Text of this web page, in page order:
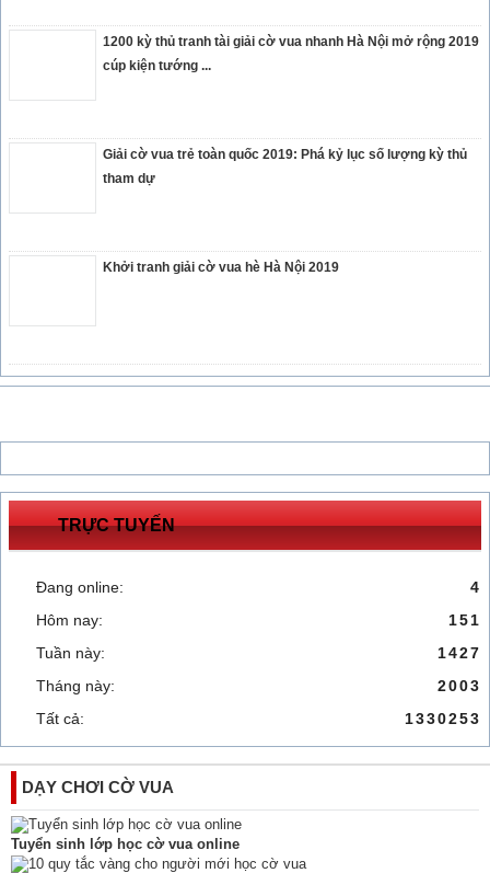
1200 kỳ thủ tranh tài giải cờ vua nhanh Hà Nội mở rộng 2019
cúp kiện tướng ...
Giải cờ vua trẻ toàn quốc 2019: Phá kỷ lục số lượng kỳ thủ
tham dự
Khởi tranh giải cờ vua hè Hà Nội 2019
TRỰC TUYẾN
Đang online:
4
Hôm nay:
151
Tuần này:
1427
Tháng này:
2003
Tất cả:
1330253
DẠY CHƠI CỜ VUA
Tuyển sinh lớp học cờ vua online